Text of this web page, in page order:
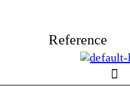
Reference